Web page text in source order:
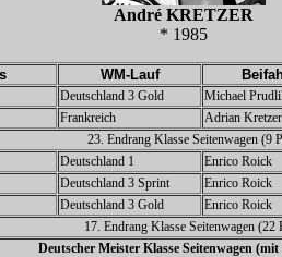
André KRETZER
* 1985
WM-Lauf
Deutschland 3 Gold Michael
Frankreich Adrian Kretzer
23. Endrang Klasse Seitenwagen (9
Deutschland 1 Enrico Roick
Deutschland 3 Sprint Enrico Roick
Deutschland 3 Gold Enrico Roick
17. Endrang Klasse Seitenwagen (22
Deutscher Meister Klasse Seitenwagen (mit